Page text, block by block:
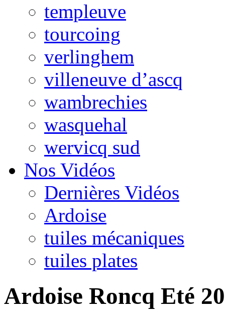
templeuve
tourcoing
verlinghem
villeneuve d’ascq
wambrechies
wasquehal
wervicq sud
Nos Vidéos
Dernières Vidéos
Ardoise
tuiles mécaniques
tuiles plates
Ardoise Roncq Eté